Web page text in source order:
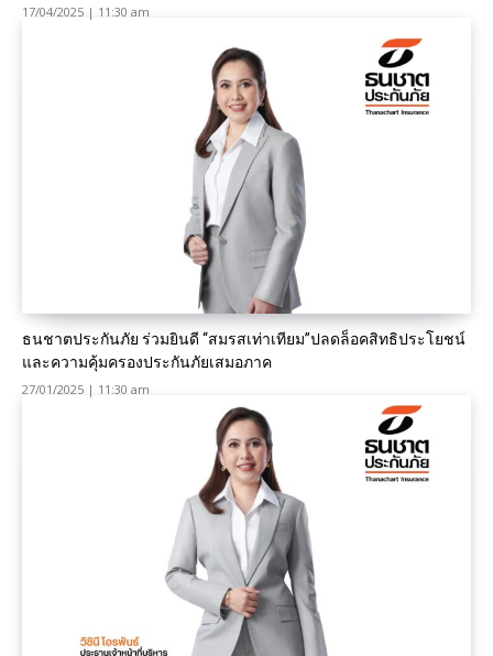
17/04/2025 | 11:30 am
ธนชาตประกันภัย ร่วมยินดี “สมรสเท่าเทียม”ปลดล็อคสิทธิประโยชน์
และความคุ้มครองประกันภัยเสมอภาค
27/01/2025 | 11:30 am